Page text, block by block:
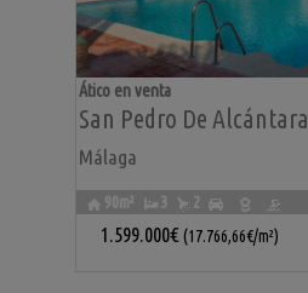
San Pedro De Alcántara
Málaga
Ático en venta
90m² 3 2
1.599.000€ (17.766,66€/m²)